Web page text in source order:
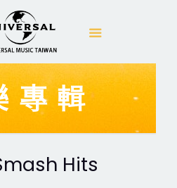
專輯
Hits